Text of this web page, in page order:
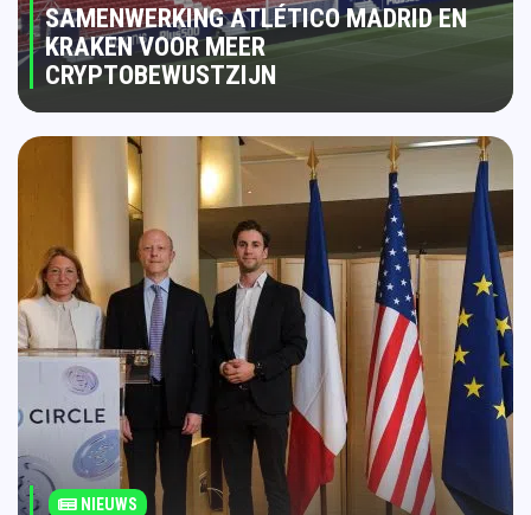
SAMENWERKING ATLÉTICO MADRID EN
KRAKEN VOOR MEER
CRYPTOBEWUSTZIJN
NIEUWS